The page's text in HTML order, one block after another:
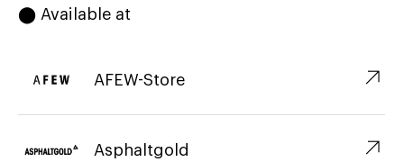
⬤ Available at
AFEW-Store ↗︎
Asphaltgold ↗︎